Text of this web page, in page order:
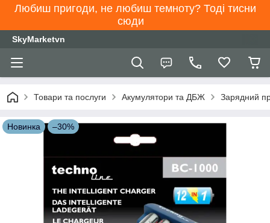
Любиш пригоди, не любиш темноту? Тоді тисни
сюди
SkyMarketvn
Товари та послуги Акумулятори та ДБЖ Зарядний
Новинка –30%